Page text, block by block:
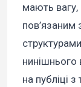
мають вагу,
пов’язаним
нинішнього
на публіці